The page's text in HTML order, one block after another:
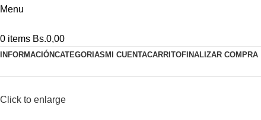
Menu
0 items Bs.0,00
INFORMACIÓNCATEGORIAS MI CUENTACARRITOFINALIZAR COMPRA
Click to enlarge